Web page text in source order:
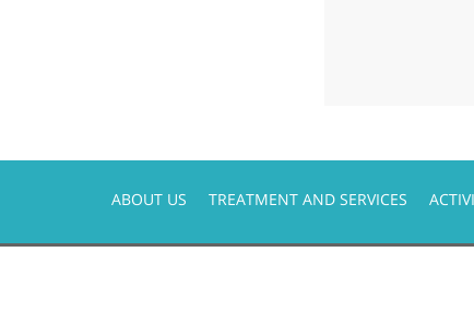
ABOUT US TREATMENT AND SERVICES